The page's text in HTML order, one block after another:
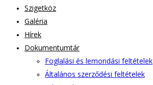
Szigetköz
Galéria
Hírek
Dokumentumtár
Foglalási és lemondási feltételek
Általános szerződési feltételek